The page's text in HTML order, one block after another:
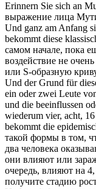
Erinnern Sie sich an
выражение лица
Und ganz am Anfang
bekommt diese
самом начале, пока
воздействие не
или S-образную
Und der Grund für
ein oder zwei Leute
und die beeinflussen
wiederum vier, acht,
bekommt die
такой формы в том,
два человека
они влияют или
очередь, влияют на
получите стадию